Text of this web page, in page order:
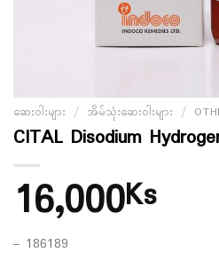
ဆေးဝါးများ / အိမ်သုံးဆေးဝါးများ /
CITAL Disodium
16,000Ks
– 186189